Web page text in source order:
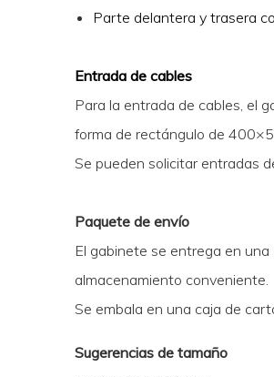
Parte delantera y trasera
Entrada de cables
Para la entrada de cables, el
forma de rectángulo de
Se pueden solicitar entradas
Paquete de envío
El gabinete se entrega en
almacenamiento conveniente.
Se embala en una caja de
Sugerencias de tamaño